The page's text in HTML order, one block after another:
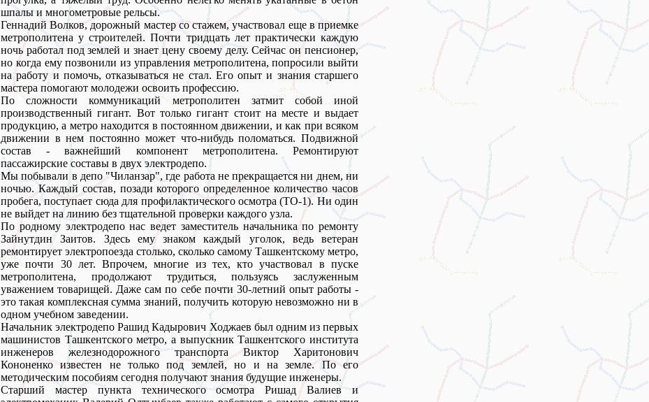
шпалы и многометровые рельсы.
Геннадий Волков, дорожный мастер со стажем, участвовал еще в приемке
метрополитена у строителей. Почти тридцать лет практически каждую
ночь работал под землей и знает цену своему делу. Сейчас он пенсионер,
но когда ему позвонили из управления метрополитена, попросили выйти
на работу и помочь, отказываться не стал. Его опыт и знания старшего
мастера помогают молодежи освоить профессию.
По сложности коммуникаций метрополитен затмит собой иной
производственный гигант. Вот только гигант стоит на месте и выдает
продукцию, а метро находится в постоянном движении, и как при всяком
движении в нем постоянно может что-нибудь поломаться. Подвижной
состав - важнейший компонент метрополитена. Ремонтируют
пассажирские составы в двух электродепо.
Мы побывали в депо "Чиланзар", где работа не прекращается ни днем, ни
ночью. Каждый состав, позади которого определенное количество часов
пробега, поступает сюда для профилактического осмотра (ТО-1). Ни один
не выйдет на линию без тщательной проверки каждого узла.
По родному электродепо нас ведет заместитель начальника по ремонту
Зайнутдин Заитов. Здесь ему знаком каждый уголок, ведь ветеран
ремонтирует электропоезда столько, сколько самому Ташкентскому метро,
уже почти 30 лет. Впрочем, многие из тех, кто участвовал в пуске
метрополитена, продолжают трудиться, пользуясь заслуженным
уважением товарищей. Даже сам по себе почти 30-летний опыт работы -
это такая комплексная сумма знаний, получить которую невозможно ни в
одном учебном заведении.
Начальник электродепо Рашид Кадырович Ходжаев был одним из первых
машинистов Ташкентского метро, а выпускник Ташкентского института
инженеров железнодорожного транспорта Виктор Харитонович
Кононенко известен не только под землей, но и на земле. По его
методическим пособиям сегодня получают знания будущие инженеры.
Старший мастер пункта технического осмотра Ришад Валиев и